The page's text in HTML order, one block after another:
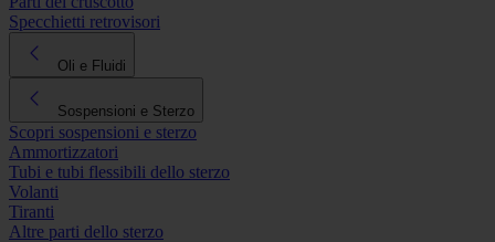
Specchietti retrovisori
Oli e Fluidi
Sospensioni e Sterzo
Scopri sospensioni e sterzo
Ammortizzatori
Tubi e tubi flessibili dello sterzo
Volanti
Tiranti
Altre parti dello sterzo